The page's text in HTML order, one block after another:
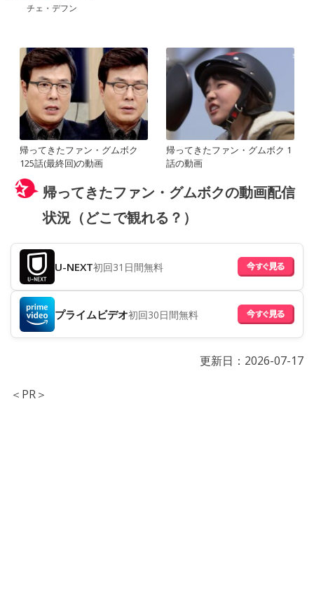
チェ・デフン
帰ってきたファン・グムボク
125話(最終回)の動画
帰ってきたファン・グムボク 1
話の動画
帰ってきたファン・グムボクの動画配信
状況（どこで観れる？）
U-NEXT初回31日間無料
プライムビデオ初回30日間無料
更新日： 2026-07-17
＜PR＞